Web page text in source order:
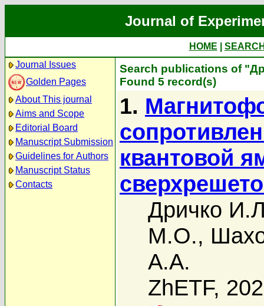
Journal of
HOME
Journal Issues
Golden Pages
About This journal
Aims and Scope
Editorial Board
Manuscript Submission
Guidelines for Authors
Manuscript Status
Contacts
Search publications of
Found 5 record(s)
1.
квантовой
Дричко
М.О.,
А.А.
ZhETF,